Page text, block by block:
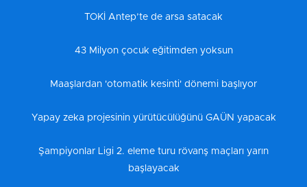
TOKİ Antep’te de arsa satacak
43 Milyon çocuk eğitimden yoksun
Maaşlardan 'otomatik kesinti' dönemi başlıyor
Yapay zeka projesinin yürütücülüğünü GAÜN yapacak
Şampiyonlar Ligi 2. eleme turu rövanş maçları yarın
başlayacak